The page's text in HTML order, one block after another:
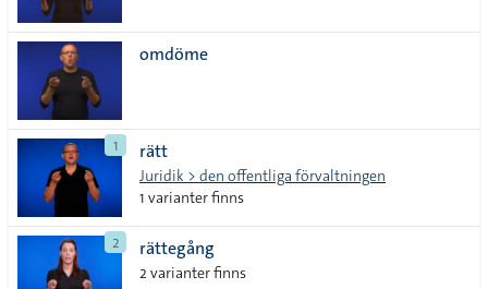
omdöme
1 rätt
Juridik > den offentliga förvaltningen
1 varianter finns
2 rättegång
2 varianter finns